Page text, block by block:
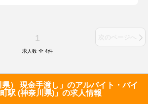
1 次のページへ
求人数 全 4件
県） 現金手渡し」のアルバイト・バイ
駅 (神奈川県)」の求人情報